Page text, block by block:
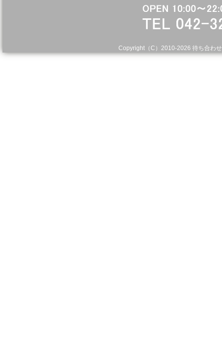
Copyright（C）2010-2026 待ち合わ